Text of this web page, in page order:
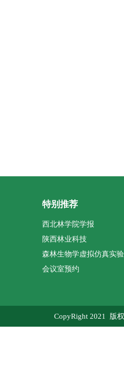
特别推荐
西北林学院学报
陕西林业科技
森林生物学虚拟仿真实
会议室预约
CopyRight 2021 版